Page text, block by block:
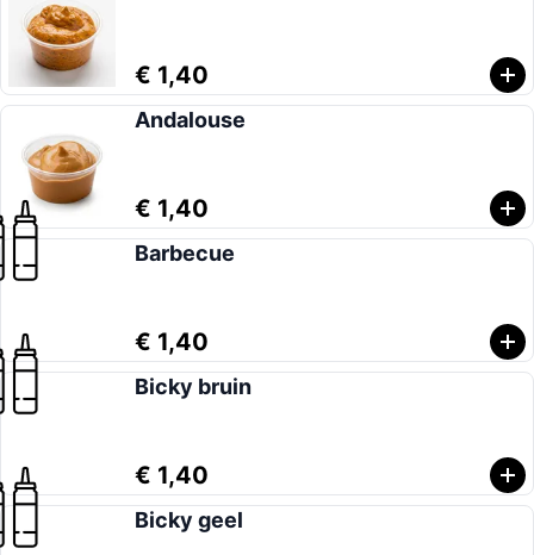
€ 1,40
Andalouse
€ 1,40
Barbecue
€ 1,40
Bicky bruin
€ 1,40
Bicky geel